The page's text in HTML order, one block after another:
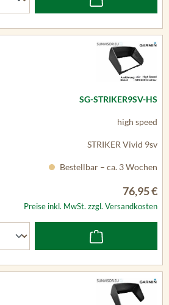
SG-STRIKER9SV-HS
high speed
STRIKER Vivid 9sv
Bestellbar – ca. 3 Wochen
76,95 €
Preise inkl. MwSt. zzgl. Versandkosten